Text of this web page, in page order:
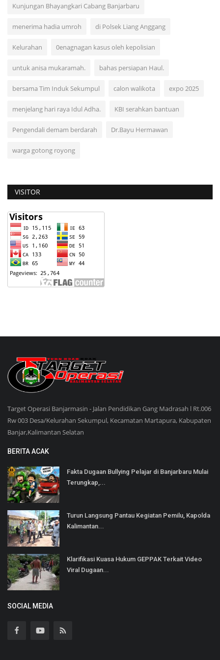
Kunjungan Bhayangkari Cabang Banjarbaru
menerima hadia umroh di Polsek Liang Anggang
Kelurahan 0enagnagan kasus oleh kepolisian
untuk anisa mukaramah. bahas persiapan Haul.
bersama Tim Induk Sekumpul calon walikota expo 2025
menjelang hari raya Idul Adha. KBI serahkan bantuan
Pengendali demam berdarah Dr.Bayu Hermawan
warga gotong royong
VISITOR
Target Operasi Banjarmasin - Jalan Pendidikan Gang Madrasah l Rt.006
Rw 003 Desa/Kelurahan Sekumpul, Kecamatan Martapura, Kabupaten
Banjar,Kalimantan Selatan
BERITA ACAK
Fakta Dugaan Bullying Pelajar di Banjarbaru Mulai
Terungkap,...
Turun Langsung Pantau Kegiatan Pemilu, Kapolda
Kalimantan...
Klarifikasi Kuasa Hukum GEPPAK Terkait Video
Viral Dugaan...
SOCIAL MEDIA